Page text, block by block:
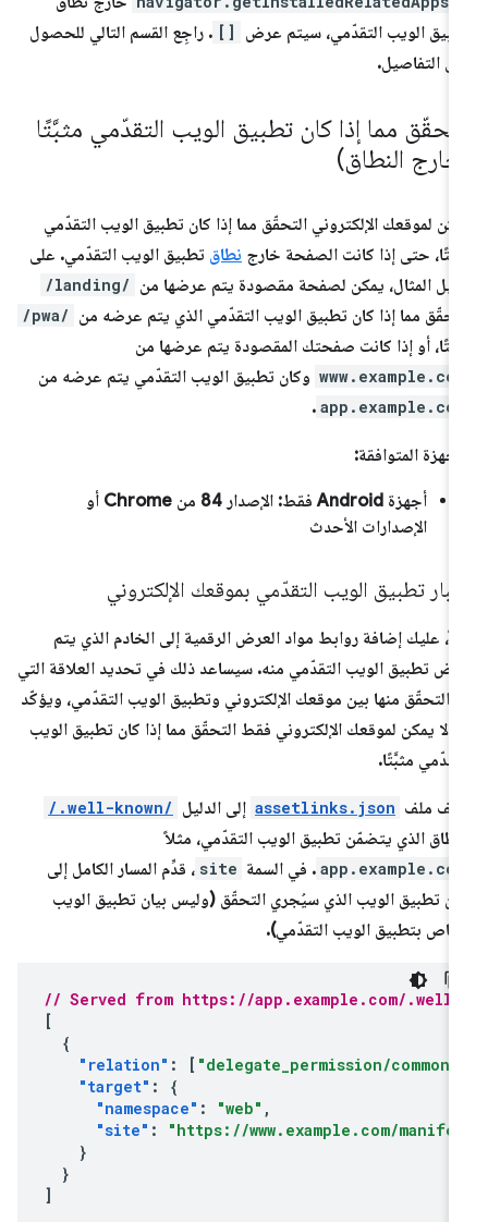
الويب التقدّمي، سيتم عرض []
. راجِع القسم التالي للحصول
التفاصيل.
مما إذا كان تطبيق الويب التقدّمي مثبَّتًا
النطاق)
لموقعك الإلكتروني التحقّق مما إذا كان تطبيق الويب التقدّمي
حتى إذا كانت الصفحة خارجنطاقتطبيق الويب التقدّمي. على
المثال، يمكن لصفحة مقصودة يتم عرضها من /landing/
مما إذا كان تطبيق الويب التقدّمي الذي يتم عرضه من /pwa/
أو إذا كانت صفحتك المقصودة يتم عرضها من
وكان تطبيق الويب التقدّمي يتم عرضه من
.
المتوافقة:
أجهزة Android فقط: الإصدار 84 من Chrome أو
الإصدارات الأحدث
تطبيق الويب التقدّمي بموقعك الإلكتروني
عليك إضافة روابط مواد العرض الرقمية إلى الخادم الذي يتم
تطبيق الويب التقدّمي منه. سيساعد ذلك في تحديد العلاقة التي
التحقّق منها بين موقعك الإلكتروني وتطبيق الويب التقدّمي، ويؤكّد
لا يمكن لموقعك الإلكتروني فقط التحقّق مما إذا كان تطبيق الويب
مثبَّتًا.
ملف assetlinks.json إلى الدليل /.well-known/
الذي يتضمّن تطبيق الويب التقدّمي، مثلاً
. في السمة site ، قدِّم المسارالكاملإلى
تطبيق الويب الذي سيُجري التحقّق (وليس بيان تطبيق الويب
بتطبيق الويب التقدّمي).
// Served from https://app.example.com/
"relation" : ["delegate_permission/
"target"
"namespace": "web"
"site": "https://www.example.com/